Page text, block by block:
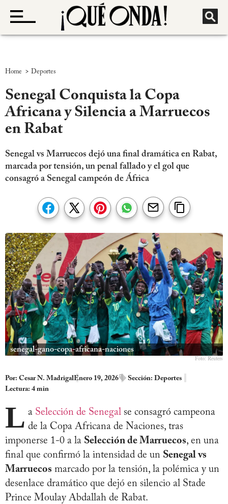
Home > Deportes
Senegal Conquista la Copa
Africana y Silencia a Marruecos
en Rabat
Senegal vs Marruecos dejó una final dramática en Rabat,
marcada por tensión, un penal fallado y el gol que
consagró a Senegal campeón de África
senegal-gano-copa-africana-naciones
Foto: Reuters
Por: Cesar N. MadrigalEnero 19, 2026 Sección: Deportes
Lectura: 4 min
L a Selección de Senegal se consagró campeona
de la Copa Africana de Naciones, tras
imponerse 1-0 a la Selección de Marruecos, en una
final que confirmó la intensidad de un Senegal vs
Marruecos marcado por la tensión, la polémica y un
desenlace dramático que dejó en silencio al Stade
Prince Moulay Abdallah de Rabat.